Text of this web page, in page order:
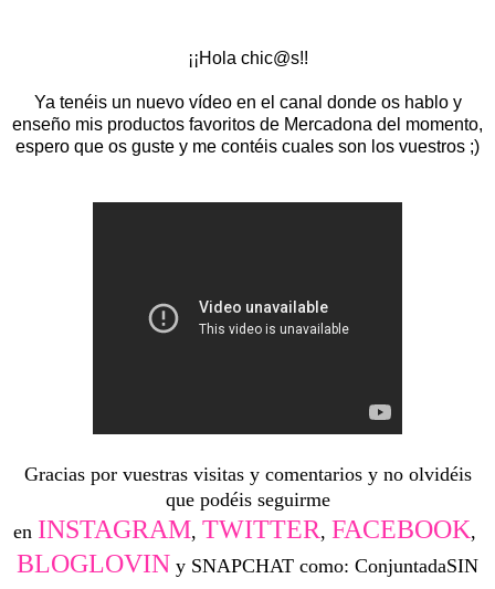
¡¡Hola chic@s!!
Ya tenéis un nuevo vídeo en el canal donde os hablo y
enseño mis productos favoritos de Mercadona del momento,
espero que os guste y me contéis cuales son los vuestros ;)
Gracias por vuestras visitas y comentarios y no olvidéis
que podéis seguirme
en INSTAGRAM, TWITTER, FACEBOOK,
BLOGLOVIN y SNAPCHAT como: ConjuntadaSIN